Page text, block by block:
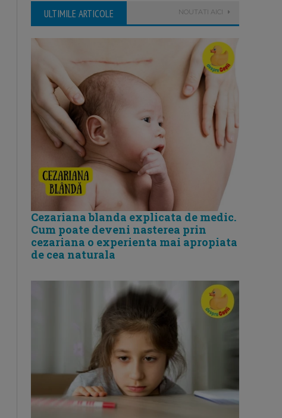
ULTIMILE ARTICOLE NOUTATI AICI
Cezariana blanda explicata de medic.
Cum poate deveni nasterea prin
cezariana o experienta mai apropiata
de cea naturala